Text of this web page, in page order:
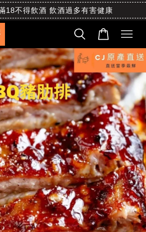
18不得飲酒 飲酒過多有害健康